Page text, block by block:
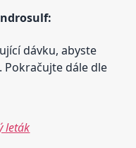
:
dávku, abyste
Pokračujte dále dle
leták